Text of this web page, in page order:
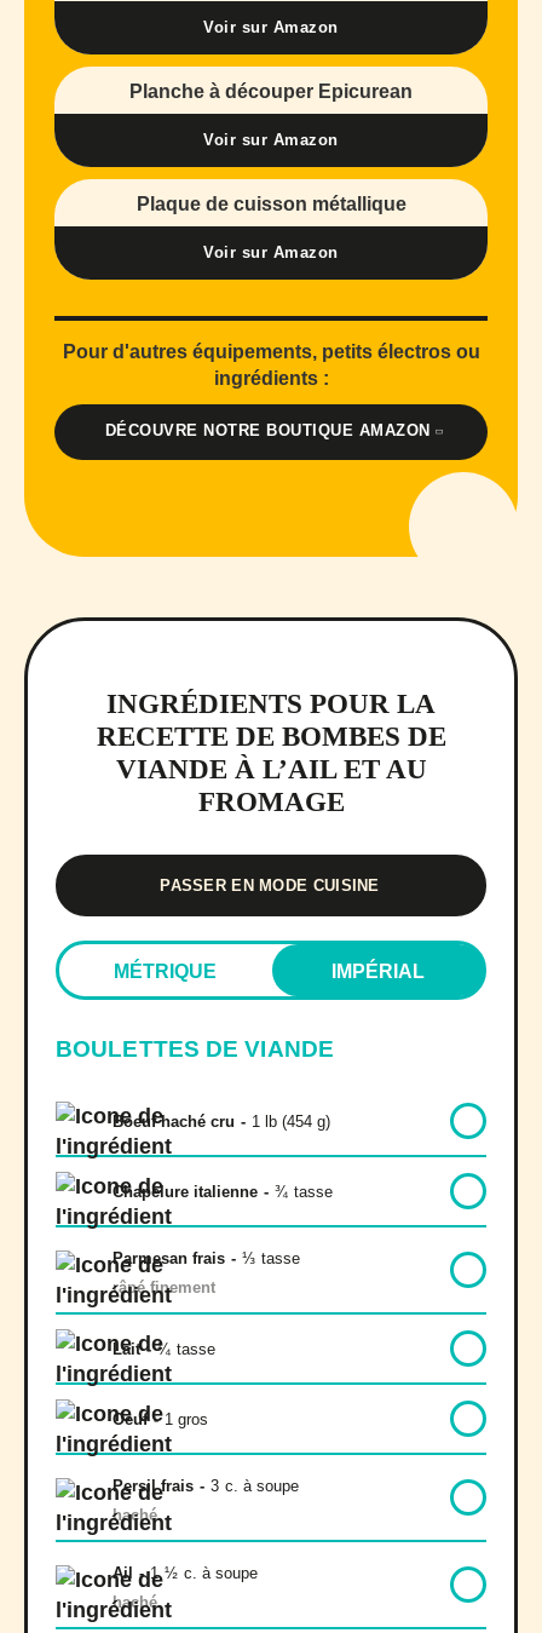
Voir sur Amazon
Planche à découper Epicurean
Voir sur Amazon
Plaque de cuisson métallique
Voir sur Amazon
Pour d'autres équipements, petits électros ou
ingrédients :
DÉCOUVRE NOTRE BOUTIQUE AMAZON
INGRÉDIENTS POUR LA
RECETTE DE BOMBES DE
VIANDE À L’AIL ET AU
FROMAGE
PASSER EN MODE CUISINE
MÉTRIQUE IMPÉRIAL
BOULETTES DE VIANDE
Boeuf haché cru - 1 lb (454 g)
Chapelure italienne - ¾ tasse
Parmesan frais - ⅓ tasse
râpé finement
Lait - ¼ tasse
Oeuf - 1 gros
Persil frais - 3 c. à soupe
haché
Ail - 1 ½ c. à soupe
haché